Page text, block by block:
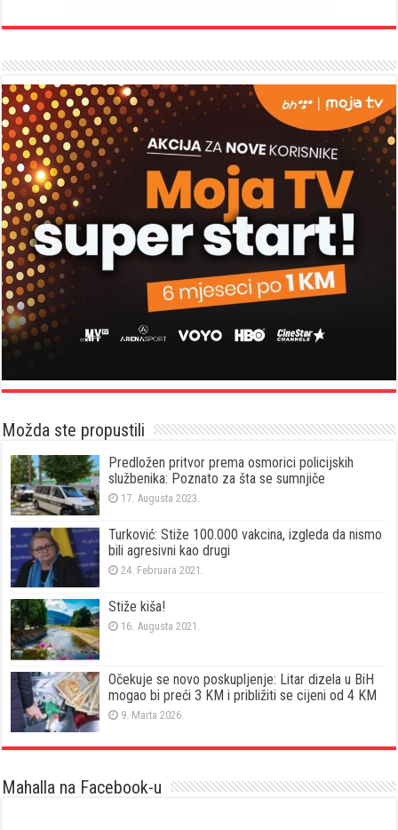
Možda ste propustili
Predložen pritvor prema osmorici policijskih
službenika: Poznato za šta se sumnjiče
17. Augusta 2023.
Turković: Stiže 100.000 vakcina, izgleda da nismo
bili agresivni kao drugi
24. Februara 2021.
Stiže kiša!
16. Augusta 2021.
Očekuje se novo poskupljenje: Litar dizela u BiH
mogao bi preći 3 KM i približiti se cijeni od 4 KM
9. Marta 2026.
Mahalla na Facebook-u